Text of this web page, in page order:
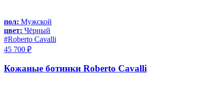
пол: Мужской
цвет: Чёрный
#Roberto Cavalli
45 700 ₽
Кожаные ботинки Roberto Cavalli